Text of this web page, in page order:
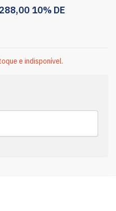
288,00 10% DE
e indisponível.